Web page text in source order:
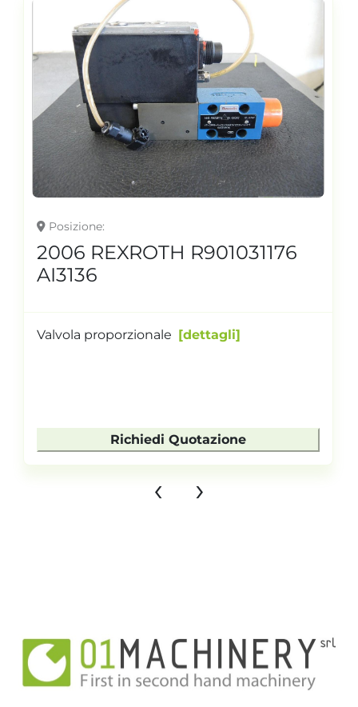
Posizione
2006 REXROTH R901031176
AI3136
Valvola proporzionale dettagli
Richiedi Quotazione
‹ ›